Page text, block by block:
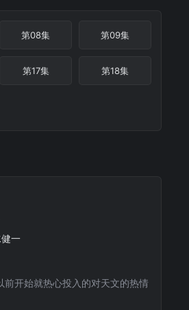
第08集 第09集
第17集 第18集
一
开始就热心投入的对天文的热情